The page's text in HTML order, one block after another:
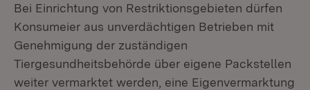
Bei Einrichtung von Restriktionsgebieten dürfen
Konsumeier aus unverdächtigen Betrieben mit
Genehmigung der zuständigen
Tiergesundheitsbehörde über eigene Packstellen
weiter vermarktet werden, eine Eigenvermarktung